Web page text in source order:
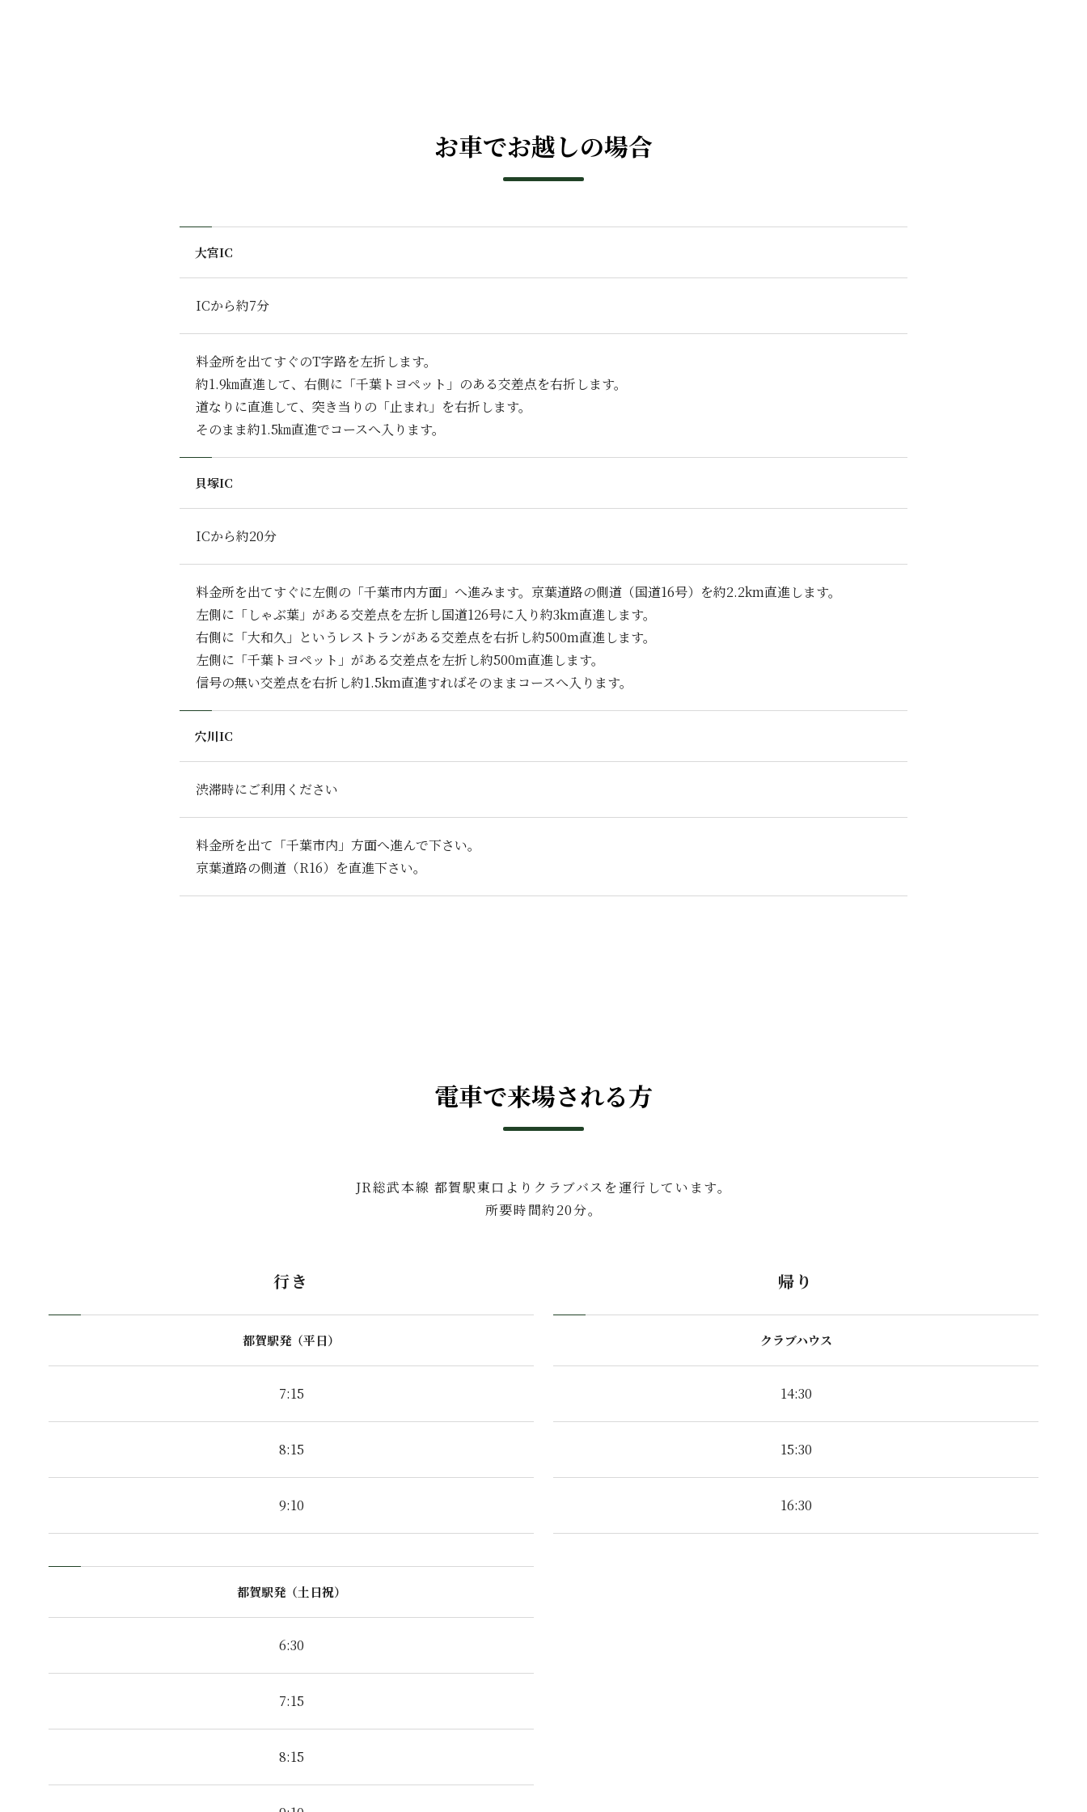
お車でお越しの場合
大宮IC
ICから約7分
料金所を出てすぐのT字路を左折します。
約1.9㎞直進して、右側に「千葉トヨペット」のある交差点を右折します。
道なりに直進して、突き当りの「止まれ」を右折します。
そのまま約1.5㎞直進でコースへ入ります。
貝塚IC
ICから約20分
料金所を出てすぐに左側の「千葉市内方面」へ進みます。京葉道路の側道（国道16号）を約2.2km直進します。
左側に「しゃぶ葉」がある交差点を左折し国道126号に入り約3km直進します。
右側に「大和久」というレストランがある交差点を右折し約500m直進します。
左側に「千葉トヨペット」がある交差点を左折し約500m直進します。
信号の無い交差点を右折し約1.5km直進すればそのままコースへ入ります。
穴川IC
渋滞時にご利用ください
料金所を出て「千葉市内」方面へ進んで下さい。
京葉道路の側道（R16）を直進下さい。
電車で来場される方
JR総武本線 都賀駅東口よりクラブバスを運行しています。
所要時間約20分。
行き
都賀駅発（平日）
7:15
8:15
9:10
都賀駅発（土日祝）
6:30
7:15
8:15
帰り
クラブハウス
14:30
15:30
16:30